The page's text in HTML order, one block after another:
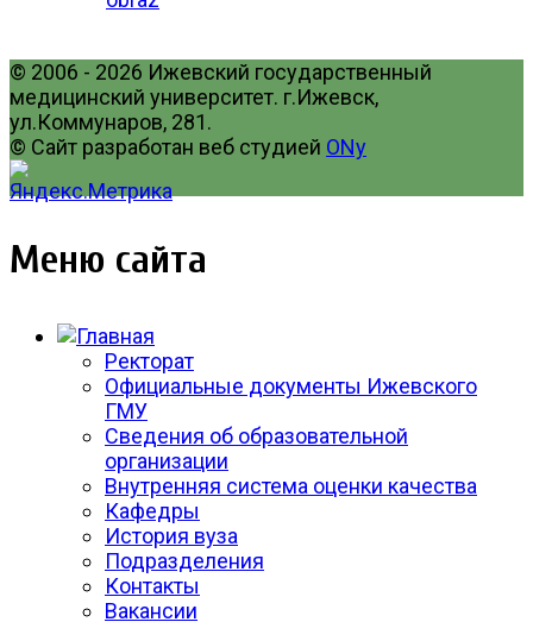
© 2006 - 2026 Ижевский государственный
медицинский университет. г.Ижевск,
ул.Коммунаров, 281.
© Сайт разработан веб студией ONy
Меню сайта
Ректорат
Официальные документы Ижевского
ГМУ
Сведения об образовательной
организации
Внутренняя система оценки качества
Кафедры
История вуза
Подразделения
Контакты
Вакансии